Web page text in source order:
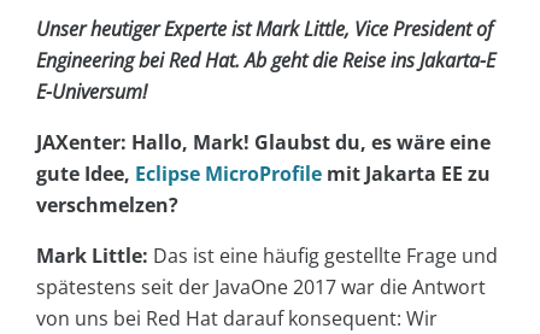
Unser heutiger Experte ist Mark Little, Vice President of
Engineering bei Red Hat. Ab geht die Reise ins Jakarta-E
E-Universum!
JAXenter: Hallo, Mark! Glaubst du, es wäre eine
gute Idee, Eclipse MicroProfile mit Jakarta EE zu
verschmelzen?
Mark Little: Das ist eine häufig gestellte Frage und
spätestens seit der JavaOne 2017 war die Antwort
von uns bei Red Hat darauf konsequent: Wir